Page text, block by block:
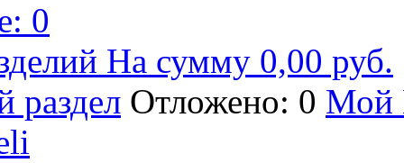
0
На сумму 0,00 руб.
раздел Отложено: 0 Мой